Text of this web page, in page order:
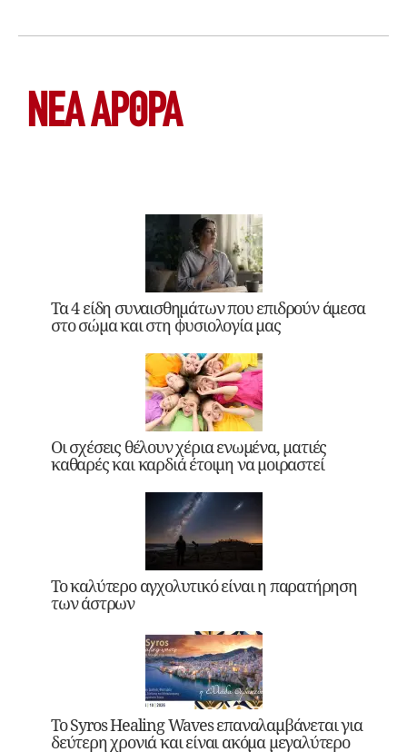
ΝΕΑ ΆΡΘΡΑ
Τα 4 είδη συναισθημάτων που επιδρούν άμεσα
στο σώμα και στη φυσιολογία μας
Οι σχέσεις θέλουν χέρια ενωμένα, ματιές
καθαρές και καρδιά έτοιμη να μοιραστεί
Το καλύτερο αγχολυτικό είναι η παρατήρηση
των άστρων
Το Syros Healing Waves επαναλαμβάνεται για
δεύτερη χρονιά και είναι ακόμα μεγαλύτερο